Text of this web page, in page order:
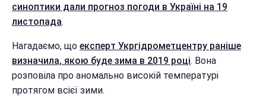
синоптики дали прогноз погоди в Україні на 19
листопада.
Нагадаємо, що експерт Укргідрометцентру раніше
визначила, якою буде зима в 2019 році. Вона
розповіла про аномально високій температурі
протягом всієї зими.